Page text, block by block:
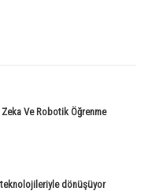
Ve Robotik Öğrenme
dönüşüyor